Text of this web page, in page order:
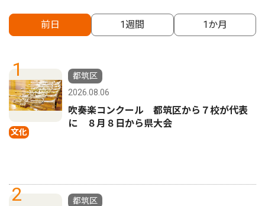
前日 1週間 1か月
1
文化
都筑区
2026.08.06
吹奏楽コンクール 都筑区から７校が代表
に ８月８日から県大会
2
都筑区